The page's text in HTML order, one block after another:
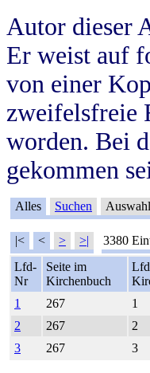
Autor dieser
Er weist auf
von einer
zweifelsfreie
worden. Bei
gekommen
Alles Suchen Auswahl
|< < > >| 3380
Lfd-
Nr
Seite im
Kirchenbuch
1
267 1
2
267 2
3
267 3